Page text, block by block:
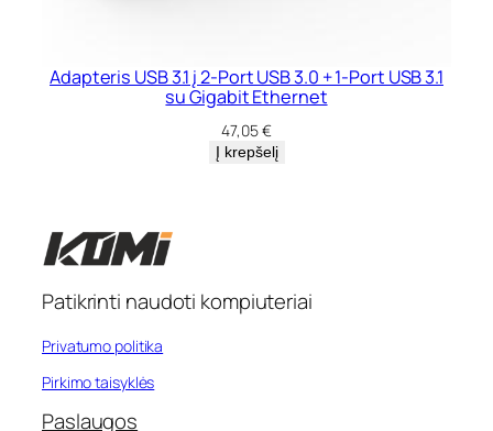
Adapteris USB 3.1 į 2-Port USB 3.0 + 1-Port USB 3.1
su Gigabit Ethernet
47,05€
Į krepšelį
Patikrinti naudoti kompiuteriai
Privatumo politika
Pirkimo taisyklės
Paslaugos